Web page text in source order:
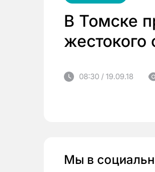
В Томске
08:30 / 19.09.18
Мы в